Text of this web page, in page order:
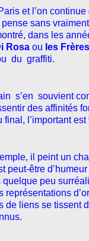
et l’on
sans vraiment
dans les
Rosa ou les
du graffiti.
s’en souvient
des affinités
final, l’important
il peint un
peut-être
peu
représentations
de liens se